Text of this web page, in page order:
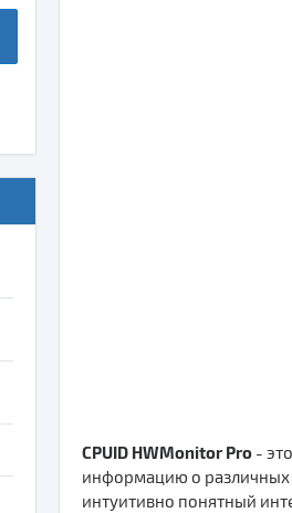
CPUID HWMonitor Pro -
информацию о различных
интуитивно понятный